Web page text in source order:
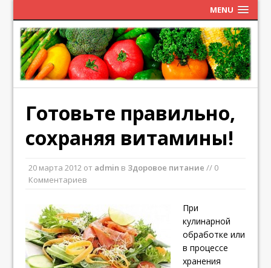
MENU
Готовьте правильно,
сохраняя витамины!
20 марта 2012 от admin в Здоровое питание // 0
Комментариев
При
кулинарной
обработке или
в процессе
хранения